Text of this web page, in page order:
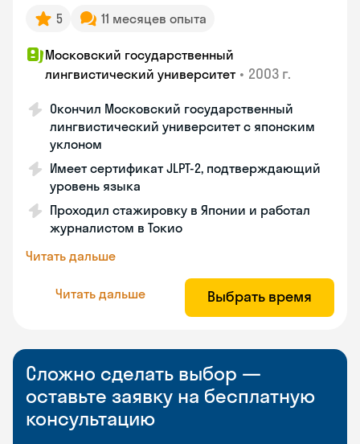
5 11 месяцев опыта
Московский государственный
лингвистический университет • 2003 г.
Окончил Московский государственный
лингвистический университет с японским
уклоном
Имеет сертификат JLPT-2, подтверждающий
уровень языка
Проходил стажировку в Японии и работал
журналистом в Токио
Читать дальше
Читать дальше Выбрать время
Сложно сделать выбор —
оставьте заявку на бесплатную
консультацию